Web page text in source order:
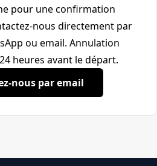
pour une confirmation
nous directement par
ou email. Annulation
heures avant le départ.
nous par email